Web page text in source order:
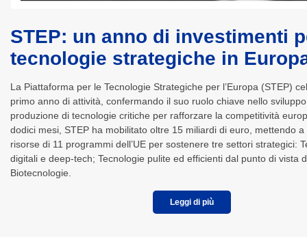
STEP: un anno di investimenti
tecnologie strategiche in
La Piattaforma per le Tecnologie Strategiche per l’Europa (STEP)
primo anno di attività, confermando il suo ruolo chiave nello
produzione di tecnologie critiche per rafforzare la competitività
dodici mesi, STEP ha mobilitato oltre 15 miliardi di euro, mettendo a
risorse di 11 programmi dell’UE per sostenere tre settori strategici:
digitali e deep-tech; Tecnologie pulite ed efficienti dal punto di vista
Biotecnologie.
Leggi di più